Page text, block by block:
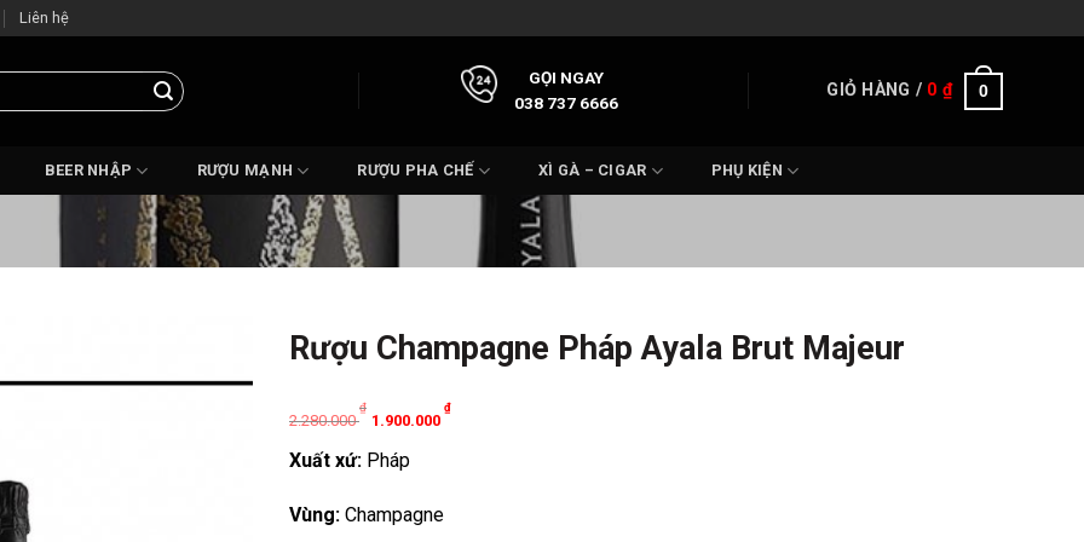
Liên hệ
GỌI NGAY
038 737 6666
GIỎ HÀNG / 0₫ 0
BEER NHẬP RƯỢU MẠNH RƯỢU PHA CHẾ XÌ GÀ – CIGAR PHỤ KIỆN
Rượu Champagne Pháp Ayala Brut Majeur
2.280.000
₫
Original
price
was:
2.280.000 ₫.
1.900.000
₫
Current
price
is:
1.900.000 ₫.
Xuất xứ: Pháp
Vùng: Champagne